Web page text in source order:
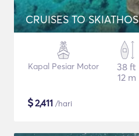
CRUISES TO SKIATHOS
Kapal Pesiar Motor
38 ft
12 m
$2,411 /hari